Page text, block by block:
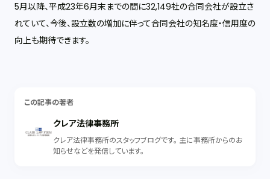
5月以降、平成23年6月末までの間に32,149社の合同会社が設立さ
れていて、今後、設立数の増加に伴って合同会社の知名度・信用度の
向上も期待できます。
この記事の著者
クレア法律事務所
クレア法律事務所のスタッフブログです。 主に事務所からのお
知らせなどを発信しています。